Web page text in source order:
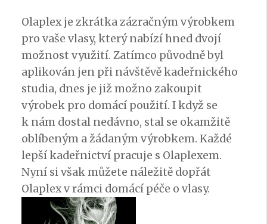
Olaplex je zkrátka zázračným výrobkem
pro vaše vlasy, který nabízí hned dvojí
možnost využití. Zatímco původně byl
aplikován jen při návštěvě kadeřnického
studia, dnes je již možno zakoupit
výrobek pro domácí použití. I když se
k nám dostal nedávno, stal se okamžitě
oblíbeným a žádaným výrobkem. Každé
lepší kadeřnictví pracuje s Olaplexem.
Nyní si však můžete náležitě dopřát
Olaplex v rámci domácí péče o vlasy.